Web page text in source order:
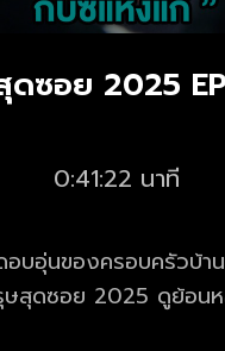
ซอย 2025
0:41:22 นาที
บอุ่นของครอบครัวบ้า
อม สุภาพบุรุษสุดซอย 2025 ตอนล่าสุด ที่